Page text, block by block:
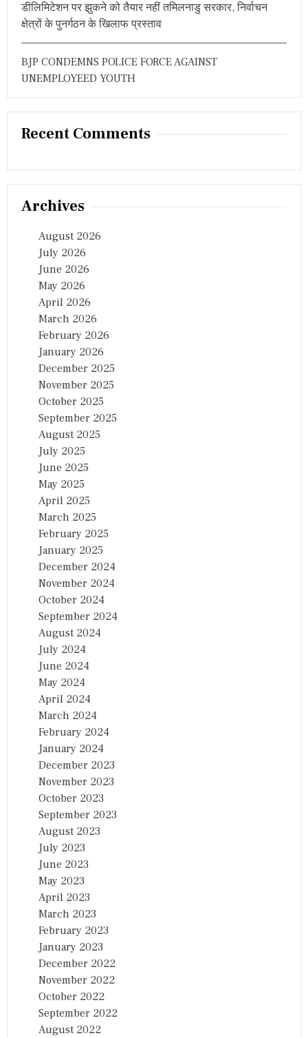
डीलिमिटेशन पर झुकने को तैयार नहीं तमिलनाडु सरकार, निर्वाचन
क्षेत्रों के पुनर्गठन के खिलाफ प्रस्ताव
BJP CONDEMNS POLICE FORCE AGAINST
UNEMPLOYEED YOUTH
Recent Comments
Archives
August 2026
July 2026
June 2026
May 2026
April 2026
March 2026
February 2026
January 2026
December 2025
November 2025
October 2025
September 2025
August 2025
July 2025
June 2025
May 2025
April 2025
March 2025
February 2025
January 2025
December 2024
November 2024
October 2024
September 2024
August 2024
July 2024
June 2024
May 2024
April 2024
March 2024
February 2024
January 2024
December 2023
November 2023
October 2023
September 2023
August 2023
July 2023
June 2023
May 2023
April 2023
March 2023
February 2023
January 2023
December 2022
November 2022
October 2022
September 2022
August 2022